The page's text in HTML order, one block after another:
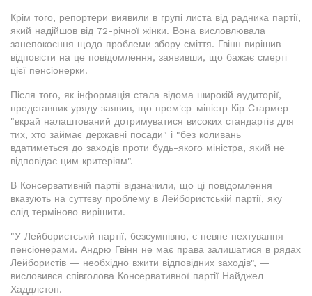
Крім того, репортери виявили в групі листа від радника партії,
який надійшов від 72-річної жінки. Вона висловлювала
занепокоєння щодо проблеми збору сміття. Гвінн вирішив
відповісти на це повідомлення, заявивши, що бажає смерті
цієї пенсіонерки.
Після того, як інформація стала відома широкій аудиторії,
представник уряду заявив, що прем'єр-міністр Кір Стармер
"вкрай налаштований дотримуватися високих стандартів для
тих, хто займає державні посади" і "без коливань
вдатиметься до заходів проти будь-якого міністра, який не
відповідає цим критеріям".
В Консервативній партії відзначили, що ці повідомлення
вказують на суттєву проблему в Лейбористській партії, яку
слід терміново вирішити.
"У Лейбористській партії, безсумнівно, є певне нехтування
пенсіонерами. Андрю Гвінн не має права залишатися в рядах
Лейбористів — необхідно вжити відповідних заходів", —
висловився співголова Консервативної партії Найджел
Хаддлстон.